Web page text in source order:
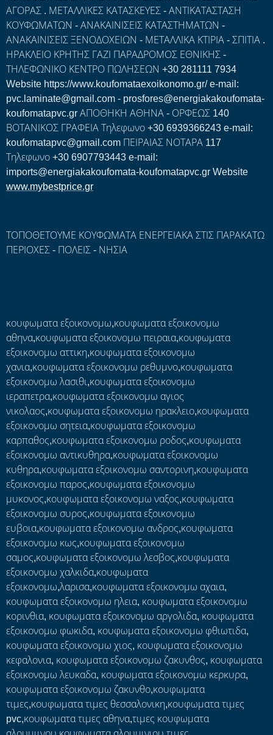
ΑΓΟΡΑΣ . ΜΕΤΑΛΛΙΚΕΣ ΚΑΤΑΣΚΕΥΕΣ - ΑΝΤΙΚΑΤΑΣΤΑΣΗ
ΚΟΥΦΩΜΑΤΩΝ - ΑΝΑΚΑΙΝΙΣΕΙΣ ΚΑΤΑΣΤΗΜΑΤΩΝ -
ΑΝΑΚΑΙΝΙΣΕΙΣ ΞΕΝΟΔΟΧΕΙΩΝ - ΜΕΤΑΛΛΙΚΑ ΚΤΙΡΙΑ - ΣΠΙΤΙΑ .
ΗΡΑΚΛΕΙΟ ΚΡΗΤΗΣ ΓΑΖΙ ΠΑΡΑΔΡΟΜΟΣ ΕΘΝΙΚΗΣ -
ΤΗΛΕΦΩΝΙΚΟ ΚΕΝΤΡΟ ΠΩΛΗΣΕΩΝ +30 281111 7934
Website https://www.koufomataexoikonomo.gr/ e-mail:
pvc.laminate@gmail.com - prosfores@energiakakoufomata-
koufomatapvc.gr ΑΠΟΘΗΚΗ ΑΘΗΝΑ - ΟΡΦΕΩΣ 140
ΒΟΤΑΝΙΚΟΣ ΓΡΑΦΕΙΑ Τηλεφωνο +30 6939366243 e-mail:
koufomatapvc@gmail.com ΠΕΙΡΑΙΑΣ ΝΟΤΑΡΑ 117
Τηλεφωνο +30 6907793443 e-mail:
imports@energiakakoufomata-koufomatapvc.gr Website
www.mybestprice.gr
ΤΟΠΟΘΕΤΟΥΜΕ ΚΟΥΦΩΜΑΤΑ ΕΝΕΡΓΕΙΑΚΑ ΣΤΙΣ ΠΑΡΑΚΑΤΩ
ΠΕΡΙΟΧΕΣ - ΠΟΛΕΙΣ - ΝΗΣΙΑ
κουφωματα εξοικονομω,κουφωματα εξοικονομω
αθηνα,κουφωματα εξοικονομω πειραια,κουφωματα
εξοικονομω αττικη,κουφωματα εξοικονομω
χανια,κουφωματα εξοικονομω ρεθυμνο,κουφωματα
εξοικονομω λασιθι,κουφωματα εξοικονομω
ιεραπετρα,κουφωματα εξοικονομω αγιος
νικολαος,κουφωματα εξοικονομω ηρακλειο,κουφωματα
εξοικονομω σητεια,κουφωματα εξοικονομω
καρπαθος,κουφωματα εξοικονομω ροδος,κουφωματα
εξοικονομω αντικυθηρα,κουφωματα εξοικονομω
κυθηρα,κουφωματα εξοικονομω σαντορινη,κουφωματα
εξοικονομω παρος,κουφωματα εξοικονομω
μυκονος,κουφωματα εξοικονομω ναξος,κουφωματα
εξοικονομω συρος,κουφωματα εξοικονομω
ευβοια,κουφωματα εξοικονομω ανδρος,κουφωματα
εξοικονομω κως,κουφωματα εξοικονομω
σαμος,κουφωματα εξοικονομω λεσβος,κουφωματα
εξοικονομω χαλκιδα,κουφωματα
εξοικονομω,λαρισα,κουφωματα εξοικονομω αχαια,
κουφωματα εξοικονομω ηλεια, κουφωματα εξοικονομω
κορινθια, κουφωματα εξοικονομω αργολιδα, κουφωματα
εξοικονομω φωκιδα, κουφωματα εξοικονομω φθιωτιδα,
κουφωματα εξοικονομω χιος, κουφωματα εξοικονομω
κεφαλονια, κουφωματα εξοικονομω ζακυνθος, κουφωματα
εξοικονομω λευκαδα, κουφωματα εξοικονομω κερκυρα,
κουφωματα εξοικονομω ζακυνθο,κουφωματα
τιμες,κουφωματα τιμες θεσσαλονικη,κουφωματα τιμες
pvc,κουφωματα τιμες αθηνα,τιμες κουφωματα